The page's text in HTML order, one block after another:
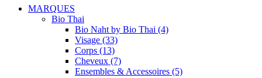
MARQUES
Bio Thai
Bio Naht by Bio Thai (4)
Visage (33)
Corps (13)
Cheveux (7)
Ensembles & Accessoires (5)